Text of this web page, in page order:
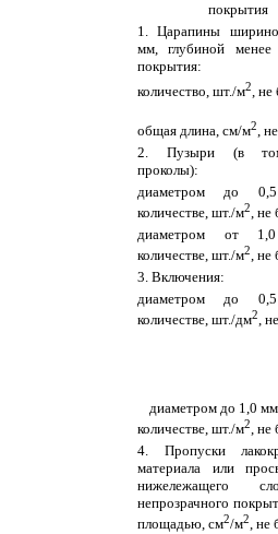
покрытия
1. Царапины
мм, глубиной
покрытия:
количество, шт./м2, не
общая длина, см/м2,
2. Пузыри (в
проколы):
диаметром до
количестве, шт./м2, не
диаметром от
количестве, шт./м2, не
3. Включения:
диаметром до
количестве, шт./дм2,
диаметром до 1,0
количестве, шт./м2, не
4. Пропуски
материала или
нижележащего
непрозрачного
площадью, см2/м2, не